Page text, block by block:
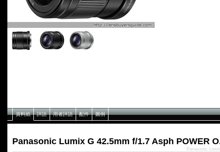
資料紙 評語 用者評語 配件 圖例
Panasonic Lumix G 42.5mm f/1.7 Asph POWER
Panasonic